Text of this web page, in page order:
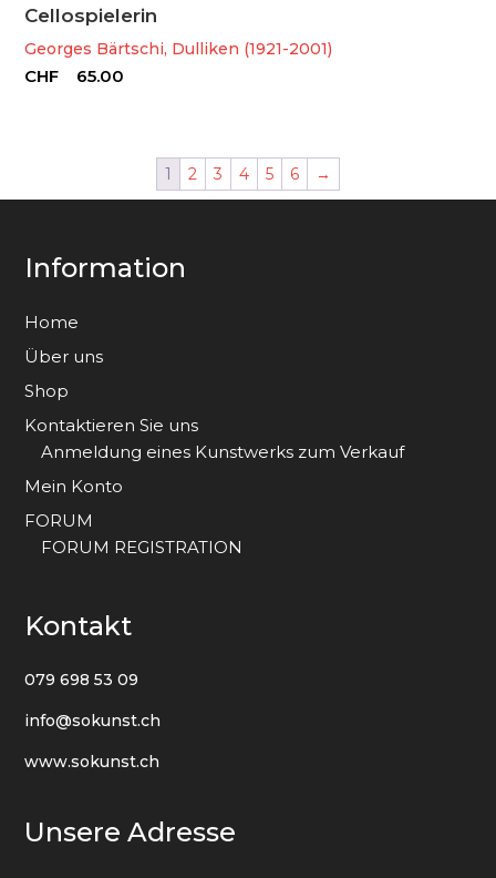
Cellospielerin
Georges Bärtschi, Dulliken (1921-2001)
CHF 65.00
1 2 3 4 5 6 →
Information
Home
Über uns
Shop
Kontaktieren Sie uns
Anmeldung eines Kunstwerks zum Verkauf
Mein Konto
FORUM
FORUM REGISTRATION
Kontakt
079 698 53 09
info@sokunst.ch
www.sokunst.ch
Unsere Adresse